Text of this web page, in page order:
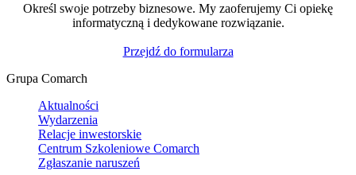
Określ swoje potrzeby biznesowe. My zaoferujemy Ci opiekę
informatyczną i dedykowane rozwiązanie.
Przejdź do formularza
Grupa Comarch
Aktualności
Wydarzenia
Relacje inwestorskie
Centrum Szkoleniowe Comarch
Zgłaszanie naruszeń